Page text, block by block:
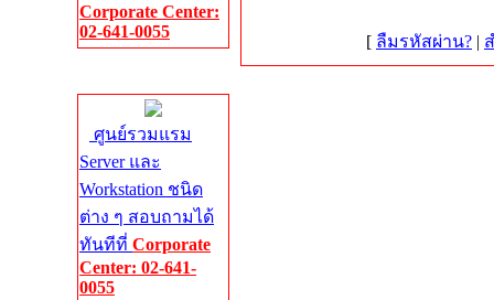
Corporate Center:
02-641-0055
ศูนย์รวมแรม
Server และ
Workstation ชนิด
ต่าง ๆ สอบถามได้
ทันทีที่ Corporate
Center: 02-641-
0055
[ ลืมรหัสผ่าน? |